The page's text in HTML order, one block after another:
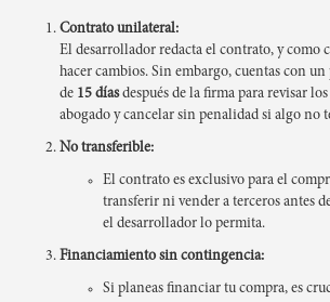
Contrato unilateral:
El desarrollador redacta el contrato, y como
hacer cambios. Sin embargo, cuentas con
de 15 díasdespués de la firma para revisar
abogado y cancelar sin penalidad si algo no
No transferible:
El contrato es exclusivo para el
transferir ni vender a terceros antes
el desarrollador lo permita.
Financiamiento sin contingencia:
Si planeas financiar tu compra, es